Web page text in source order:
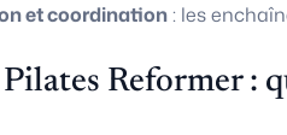
et coordination: les
Reformer :